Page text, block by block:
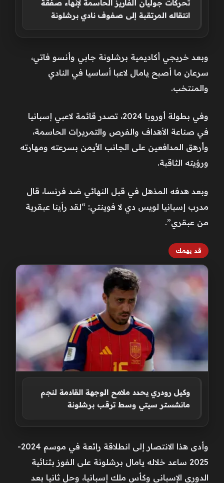
تحركات جوليان ألفاريز الحاسمة لإنهاء صفقة
انتقاله المرتقبة إلى صفوف نادي برشلونة
وبعد خريجي أكاديمية برشلونة جابي وأنسو فاتي،
سرعان ما أصبح يامال لاعبا أساسيا في النادي
والمنتخب.
وفي بطولة أوروبا 2024، تصدر قائمة لاعبي إسبانيا
في صناعة الأهداف والفرص والتمريرات الحاسمة،
وأرهق المدافعين على الجانب الأيمن بسرعته ‌ومهارته
ورؤيته الثاقبة.
وبعد هدفه المذهل في قبل النهائي ضد فرنسا، قال
مدرب إسبانيا لويس دي لا ⁠فوينتي: “لقد رأينا عبقرية
من ⁠عبقري”.
قد يهمك
وكيل رودري يحدد ملامح الوجهة القادمة لنجم
مانشستر سيتي وسط ترقب برشلونة
وأدى هذا الانتصار إلى انطلاقة رائعة في موسم 2024-
2025 ساعد خلاله يامال برشلونة على الفوز بثنائية
الدوري الإسباني وكأس ملك إسبانيا، وحل ثانيا بعد